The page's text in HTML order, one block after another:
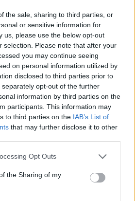
the sale, sharing to third parties, or
or sensitive information for
us, please use the below opt-out
selection. Please note that after your
you may continue seeing
on personal information utilized by
disclosed to third parties prior to
opt-out of the further
information by third parties on the
participants. This information may
to third parties on the IAB’s List of
that may further disclose it to other
Opt Outs
the Sharing of my
központi téma volt a
azon belül is a
száma, ára és esetleges
kérdések órájában
ezzel kapcsolatban a
Mikor lesz ingyenes a
tette fel a kérdést a
Cake Olivio (Párbeszéd), aki
követelte ezt az intézkedést. Arra is